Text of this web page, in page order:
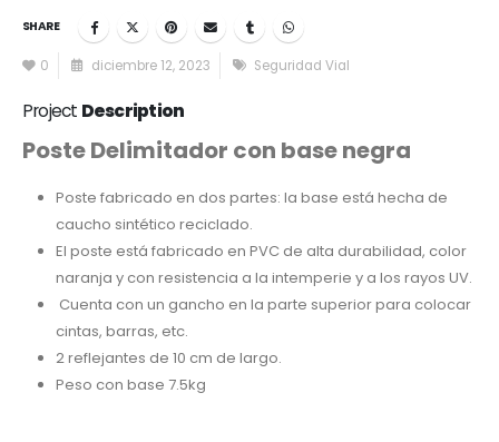
SHARE
0 diciembre 12, 2023 Seguridad Vial
Project Description
Poste Delimitador con base negra
Poste fabricado en dos partes: la base está hecha de
caucho sintético reciclado.
El poste está fabricado en PVC de alta durabilidad, color
naranja y con resistencia a la intemperie y a los rayos UV.
Cuenta con un gancho en la parte superior para colocar
cintas, barras, etc.
2 reflejantes de 10 cm de largo.
Peso con base 7.5kg